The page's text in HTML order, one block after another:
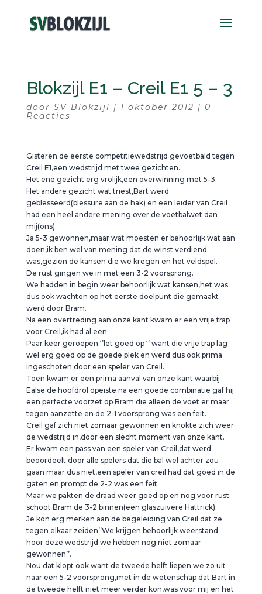
Blokzijl E1 – Creil E1 5 – 3
door SV Blokzijl | 1 oktober 2012 | 0
Reacties
Gisteren de eerste competitiewedstrijd gevoetbald tegen
Creil E1,een wedstrijd met twee gezichten.
Het ene gezicht erg vrolijk,een overwinning met 5-3.
Het andere gezicht wat triest,Bart werd
geblesseerd(blessure aan de hak) en een leider van Creil
had een heel andere mening over de voetbalwet dan
mij(ons).
Ja 5-3 gewonnen,maar wat moesten er behoorlijk wat aan
doen,ik ben wel van mening dat de winst verdiend
was,gezien de kansen die we kregen en het veldspel.
De rust gingen we in met een 3-2 voorsprong.
We hadden in begin weer behoorlijk wat kansen,het was
dus ook wachten op het eerste doelpunt die gemaakt
werd door Bram.
Na een overtreding aan onze kant kwam er een vrije trap
voor Creil,ik had al een
Paar keer geroepen ‘’let goed op ‘’ want die vrije trap lag
wel erg goed op de goede plek en werd dus ook prima
ingeschoten door een speler van Creil.
Toen kwam er een prima aanval van onze kant waarbij
Ealse de hoofdrol opeiste na een goede combinatie gaf hij
een perfecte voorzet op Bram die alleen de voet er maar
tegen aanzette en de 2-1 voorsprong was een feit.
Creil gaf zich niet zomaar gewonnen en knokte zich weer
de wedstrijd in,door een slecht moment van onze kant.
Er kwam een pass van een speler van Creil,dat werd
beoordeelt door alle spelers dat die bal wel achter zou
gaan maar dus niet,een speler van creil had dat goed in de
gaten en prompt de 2-2 was een feit.
Maar we pakten de draad weer goed op en nog voor rust
schoot Bram de 3-2 binnen(een glaszuivere Hattrick).
Je kon erg merken aan de begeleiding van Creil dat ze
tegen elkaar zeiden’’We krijgen behoorlijk weerstand
hoor deze wedstrijd we hebben nog niet zomaar
gewonnen’’.
Nou dat klopt ook want de tweede helft liepen we zo uit
naar een 5-2 voorsprong,met in de wetenschap dat Bart in
de tweede helft niet meer verder kon,was voor mij en het